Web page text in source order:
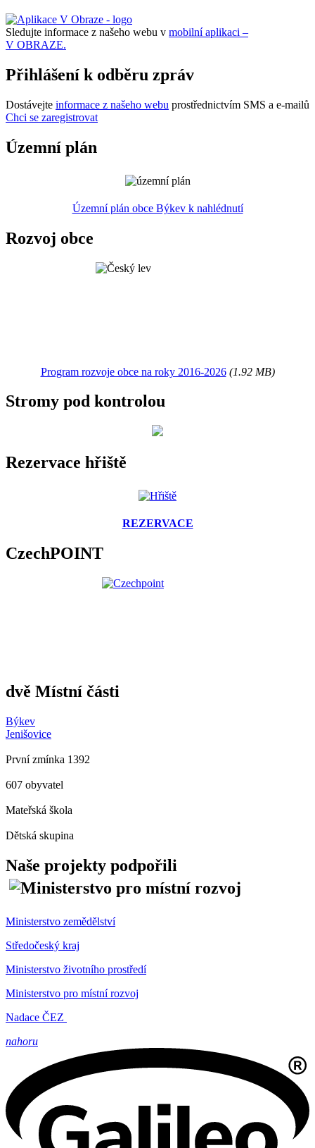
Sledujte informace z našeho webu v mobilní aplikaci –
V OBRAZE.
Přihlášení k odběru zpráv
Dostávejte informace z našeho webu prostřednictvím SMS a e-mailů
Chci se zaregistrovat
Územní plán
Územní plán obce Býkev k nahlédnutí
Rozvoj obce
Program rozvoje obce na roky 2016-2026(1.92 MB)
Stromy pod kontrolou
Rezervace hřiště
REZERVACE
CzechPOINT
dvě Místní části
Býkev
Jenišovice
První zmínka 1392
607 obyvatel
Mateřská škola
Dětská skupina
Naše projekty podpořili
Ministerstvo zemědělství
Středočeský kraj
Ministerstvo životního prostředí
Ministerstvo pro místní rozvoj
Nadace ČEZ
nahoru